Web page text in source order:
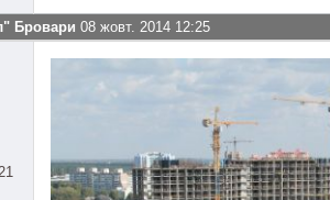
Бровари 08 жовт. 2014 12:25